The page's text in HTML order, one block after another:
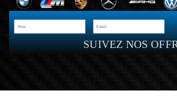
SUIVEZ NOS